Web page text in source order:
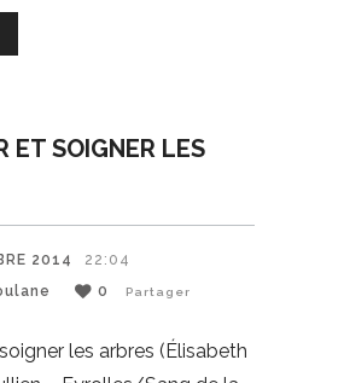
ET SOIGNER LES
2014
22:04
0 Partager
les arbres (Élisabeth